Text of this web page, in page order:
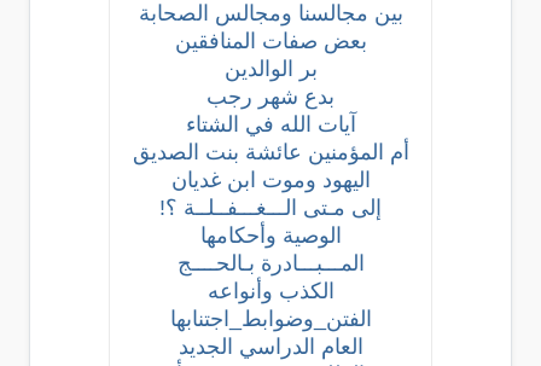
بين مجالسنا ومجالس الصحابة
بعض صفات المنافقين
بر الوالدين
بدع شهر رجب
آيات الله في الشتاء
أم المؤمنين عائشة بنت الصديق
اليهود وموت ابن غديان
إلى مـتى الـــغـــفــلــة ؟!
الوصية وأحكامها
المـــبـــادرة بـالحــــج
الكذب وأنواعه
الفتن_وضوابط_اجتنابها
العام الدراسي الجديد